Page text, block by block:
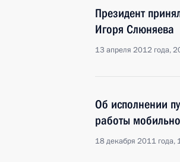
Президент
Игоря Слюняева
13 апреля 2012 года,
Об исполнении
работы
18 декабря 2011 года,